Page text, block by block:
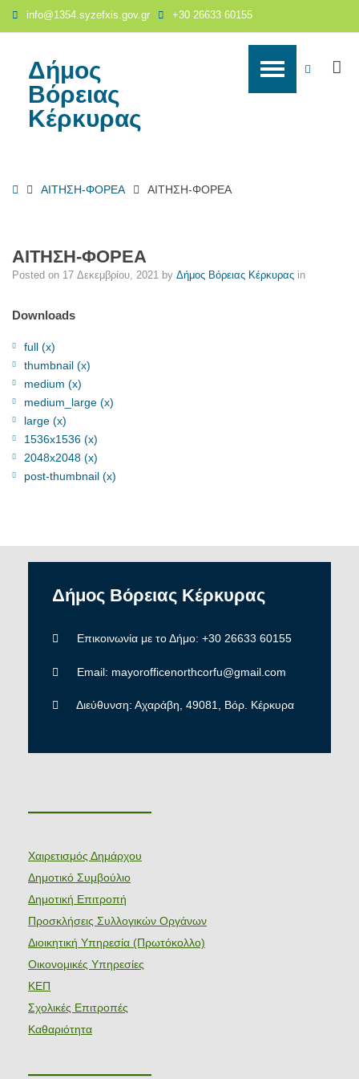
ΑΙΤΗΣΗ-
Βόρειας
Κέρκυρας
info@1354.syzefxis.gov.gr +30 26633 60155
Δήμος
Βόρειας
Κέρκυρας
HomeΑΙΤΗΣΗ-ΦΟΡΕΑ ΑΙΤΗΣΗ-ΦΟΡΕΑ
ΑΙΤΗΣΗ-ΦΟΡΕΑ
Posted on 17 Δεκεμβρίου, 2021 by Δήμος Βόρειας Κέρκυρας in
Downloads
full (x)
thumbnail (x)
medium (x)
medium_large (x)
large (x)
1536x1536 (x)
2048x2048 (x)
post-thumbnail (x)
Δήμος Βόρειας Κέρκυρας
Επικοινωνία με το Δήμο: +30 26633 60155
Email: mayorofficenorthcorfu@gmail.com
Διεύθυνση: Αχαράβη, 49081, Βόρ. Κέρκυρα
———————
Χαιρετισμός Δημάρχου
Δημοτικό Συμβούλιο
Δημοτική Επιτροπή
Προσκλήσεις Συλλογικών Οργάνων
Διοικητική Υπηρεσία (Πρωτόκολλο)
Οικονομικές Υπηρεσίες
ΚΕΠ
Σχολικές Επιτροπές
Καθαριότητα
———————